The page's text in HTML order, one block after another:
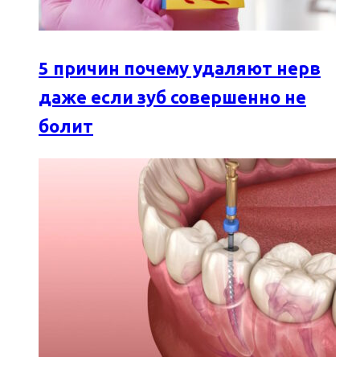
5 причин почему удаляют нерв
даже если зуб совершенно не
болит